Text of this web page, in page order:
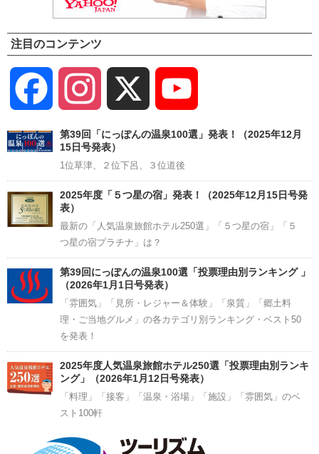
注目のコンテンツ
Facebook Instagram
Channel
第39回「にっぽんの温泉100選」発表！（2025年12月
15日号発表）
1位草津、２位下呂、３位道後
2025年度「５つ星の宿」発表！（2025年12月15日号発
表）
最新の「人気温泉旅館ホテル250選」「５つ星の宿」「５
つ星の宿プラチナ」は？
第39回にっぽんの温泉100選「投票理由別ランキング 」
（2026年1月1日号発表）
「雰囲気」「見所・レジャー＆体験」「泉質」「郷土料
理・ご当地グルメ」の各カテゴリ別ランキング・ベスト50
を発表！
2025年度人気温泉旅館ホテル250選「投票理由別ランキ
ング」（2026年1月12日号発表）
「料理」「接客」「温泉・浴場」「施設」「雰囲気」のベ
スト100軒